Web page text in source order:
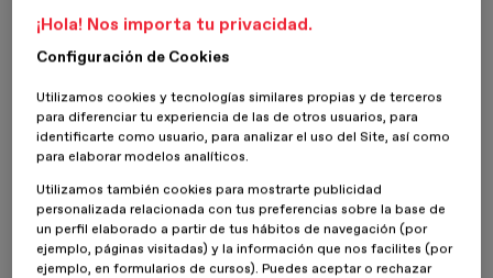
Innovación, Creatividad y Vértigo nos definen. ESdesign -
Escuela Superior de Diseño de Barcelona es la primera
escuela de diseño 100% online.
Profesores
Innovación, Creatividad y Vértigo nos definen. ESdesign -
Escuela Superior de Diseño de Barcelona es la primera
escuela de diseño 100% online.
¡Hola! Nos importa tu privacidad.
Configuración de Cookies
Utilizamos cookies y tecnologías similares propias y de terceros
para diferenciar tu experiencia de las de otros usuarios, para
identificarte como usuario, para analizar el uso del Site, así como
para elaborar modelos analíticos.
Utilizamos también cookies para mostrarte publicidad
personalizada relacionada con tus preferencias sobre la base de
un perfil elaborado a partir de tus hábitos de navegación (por
ejemplo, páginas visitadas) y la información que nos facilites (por
ejemplo, en formularios de cursos). Puedes aceptar o rechazar